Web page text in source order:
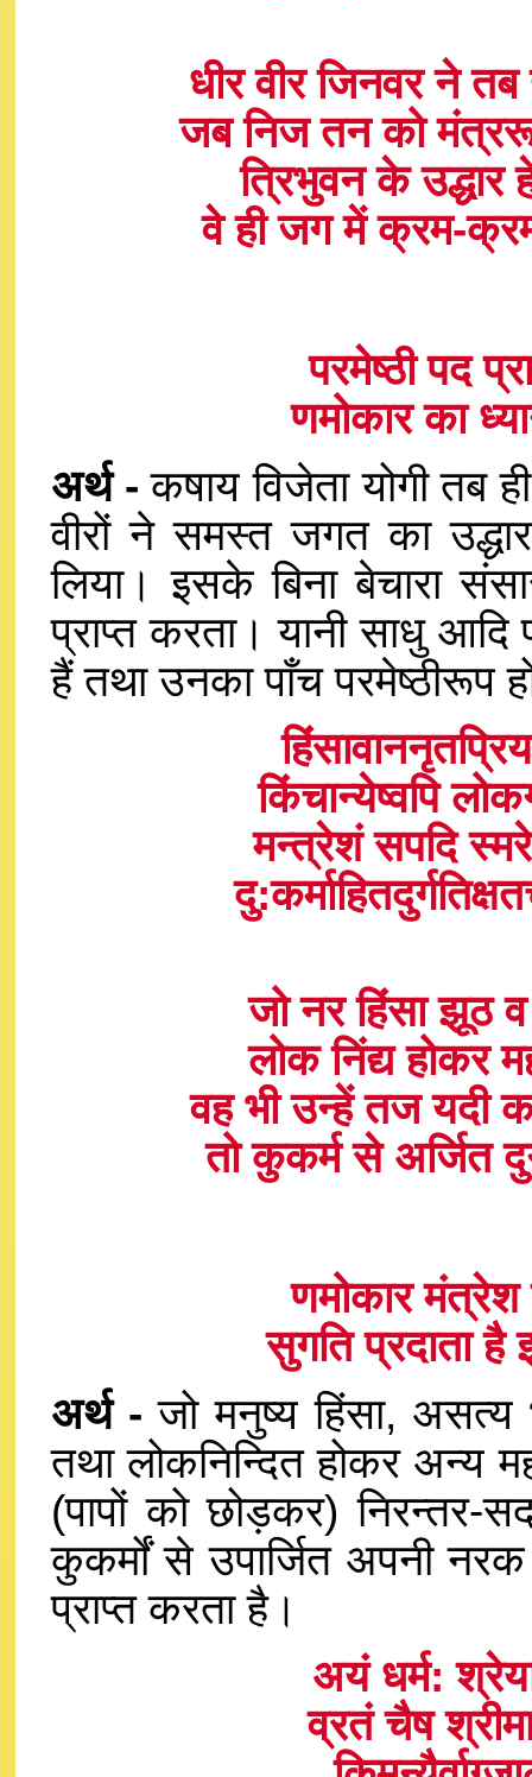
धीर वीर जिनवर ने तब
जब निज तन को
त्रिभुवन के उद्धार
वे ही जग में क्रम-
परमेष्ठी पद
णमोकार का
अर्थ - कषाय विजेता योगी तब
वीरों ने समस्त जगत का
लिया। इसके बिना बेचारा
प्राप्त करता। यानी साधु
हैं तथा उनका पाँच परमेष्ठीरूप
किंचान्येष्वपि
मन्त्रेशं सपदि
जो नर हिंसा झूठ
लोक निंद्य होकर
वह भी उन्हें तज यदी
तो कुकर्म से अर्जित
णमोकार
सुगति प्रदाता
अर्थ -जो मनुष्य हिंसा, असत्य
तथा लोकनिन्दित होकर अन्य
(पापों को छोड़कर) निरन्तर-
कुकर्मों से उपार्जित अपनी
प्राप्त करता है।
अयं धर्म:
व्रतं चैष